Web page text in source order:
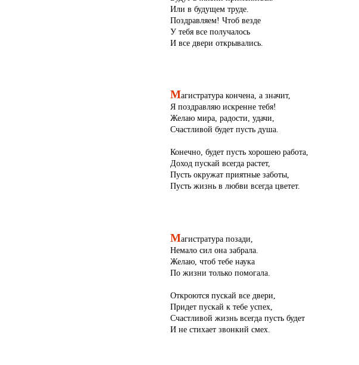
Или в будущем труде.
Поздравляем! Чтоб везде
У тебя все получалось
И все двери открывались.
Магистратура кончена, а значит,
Я поздравляю искренне тебя!
Желаю мира, радости, удачи,
Счастливой будет пусть душа.
Конечно, будет пусть хорошею работа,
Доход пускай всегда растет,
Пусть окружат приятные заботы,
Пусть жизнь в любви всегда цветет.
Магистратура позади,
Немало сил она забрала.
Желаю, чтоб тебе наука
По жизни только помогала.
Откроются пускай все двери,
Придет пускай к тебе успех,
Счастливой жизнь всегда пусть будет
И не стихает звонкий смех.